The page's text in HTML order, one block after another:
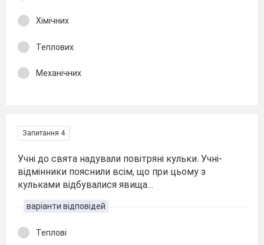
Хімічних
Теплових
Механічних
Запитання 4
Учні до свята надували повітряні кульки. Учні-
відмінники пояснили всім, що при цьому з
кульками відбувалися явища…
варіанти відповідей
Теплові